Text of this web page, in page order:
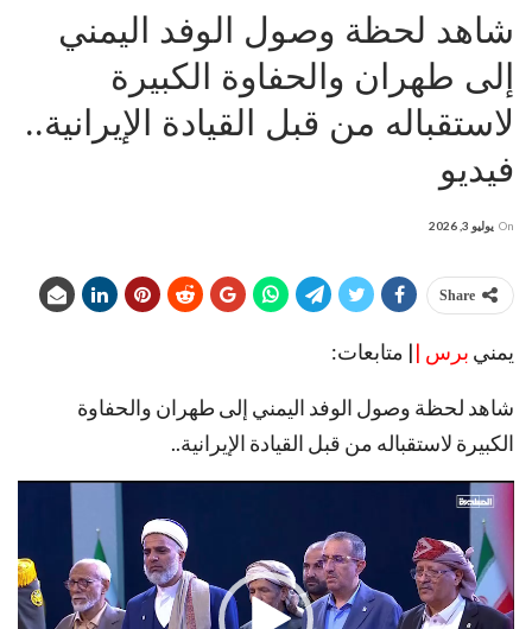
شاهد لحظة وصول الوفد اليمني
إلى طهران والحفاوة الكبيرة
لاستقباله من قبل القيادة الإيرانية..
فيديو
On يوليو 3, 2026
Share
يمني برس || متابعات:
شاهد لحظة وصول الوفد اليمني إلى طهران والحفاوة
الكبيرة لاستقباله من قبل القيادة الإيرانية..
مشغل
الفيديو